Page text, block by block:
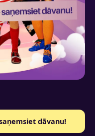
dāvanu!